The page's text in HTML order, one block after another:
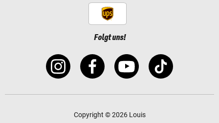
Folgt uns!
Copyright © 2026 Louis